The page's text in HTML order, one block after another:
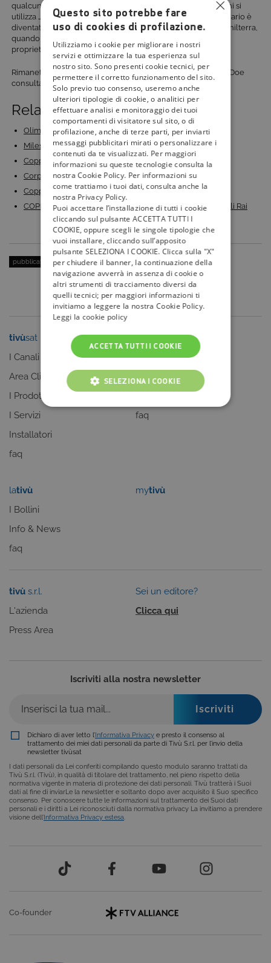
qualcuno.
, per i bambini si
utilizza Jonni e per le bambine Janie. Questo nome immaginario è
diventato una consuetudine fin dai tempi di Eduardo III d’Inghilterra,
quando, durante una disputa legale, fu associato a un fittizio
proprietario terriero.
Rimanete aggiornati sulla messa in onda della serie tv Jane Doe
consultando il palinsesto su
Related Posts:
Olimpiadi di Parigi 2024: numeri, protagonisti e…
Miles Davis su Mezzo a maggio 2026: la rassegna jazz…
Coppa Davis 2022: quando gioca l’Italia e tabellone…
Corpo Libero in arrivo su Rai 2, la serie tv…
Coppa Davis 2023, calendario fase a gironi: quando…
COPPA DAVIS: LE FINALS dal 19 al 24 novembre sui canali Rai
pubblicato il:13 Novembre 2015| categoria:Serie Tv e Fiction
tivùsat
I Canali
Area Clienti
I Prodotti
I Servizi
Installatori
faq
tivùla guida
I programmi
I canali
faq
lativù
I Bollini
Info & News
faq
mytivù
tivù s.r.l.
L'azienda
Press Area
Sei un editore?
Clicca qui
Iscriviti alla nostra newsletter
Dichiaro di aver letto l’Informativa Privacy e presto il consenso al
trattamento dei miei dati personali da parte di Tivù S.r.l. per l’invio della
newsletter tivùsat
I dati personali da Lei conferiti compilando questo modulo saranno trattati da
Tivù S.r.l. (Tivù), in qualità di titolare del trattamento, nel pieno rispetto della
normativa vigente in materia di protezione dei dati personali. Tivù tratterà i Suoi
dati al fine di inviarLe la newsletter e soltanto dopo aver acquisito il Suo specifico
consenso. Per conoscere tutte le informazioni sul trattamento dei Suoi dati
personali e i diritti a Lei riconosciuti dalla normativa privacy La invitiamo a prendere
visione dell’Informativa Privacy estesa
Co-founder
Questo sito potrebbe fare
uso di cookies di profilazione.
Utilizziamo i cookie per migliorare i nostri
servizi e ottimizzare la tua esperienza sul
nostro sito. Sono presenti cookie tecnici, per
permettere il corretto funzionamento del sito.
Solo previo tuo consenso, useremo anche
ulteriori tipologie di cookie, o analitici per
effettuare analisi e monitoraggio dei tuoi
comportamenti di visitatore sul sito, o di
profilazione, anche di terze parti, per inviarti
messaggi pubblicitari mirati o personalizzare i
contenuti da te visualizzati. Per maggiori
informazioni su queste tecnologie consulta la
nostra Cookie Policy. Per informazioni su
come trattiamo i tuoi dati, consulta anche la
nostra Privacy Policy.
Puoi accettare l’installazione di tutti i cookie
cliccando sul pulsante ACCETTA TUTTI I
COOKIE, oppure scegli le singole tipologie che
vuoi installare, cliccando sull’apposito
pulsante SELEZIONA I COOKIE. Clicca sulla "X"
per chiudere il banner, la continuazione della
navigazione avverrà in assenza di cookie o
altri strumenti di tracciamento diversi da
quelli tecnici; per maggiori informazioni ti
invitiamo a leggere la nostra Cookie Policy.
Leggi la cookie policy
ACCETTA TUTTI I COOKIE
SELEZIONA I COOKIE
COOKIE TECNICI
funzionamento del nostro sito e non possono
essere disattivati. Vengono impostati solo in
risposta ad azioni da te effettuate nel corso della
navigazione, che costituiscono una richiesta di
carrello). È possibile impostare il browser per
bloccare i cookie tecnici o essere avvisati
riguardo alla loro installazione, ma in tal caso
alcune parti del sito non funzioneranno
correttamente. Questi cookie non archiviano, di
Nome
Provider /
Scadenza Descrizione
ASP.NET_SessionId
Microsoft
Corporation
www.tivu.tv
Sessione
Cookie di
sessione
piattaforma
uso
utilizzato da
siti scritti
CookieScriptConsent